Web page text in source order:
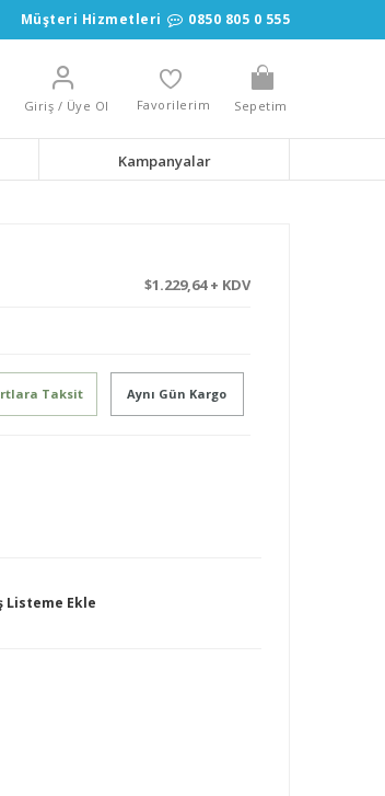
Müşteri Hizmetleri 0850 805 0 555
Giriş / Üye Ol Favorilerim Sepetim
Kampanyalar
$1.229,64 + KDV
Taksit Aynı Gün Kargo
Listeme Ekle